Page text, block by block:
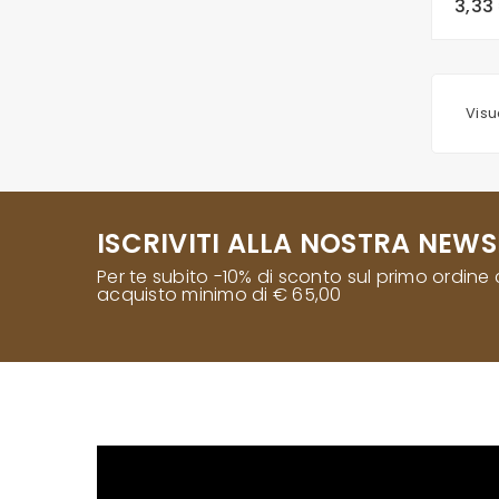
ISCRIVITI ALLA NOSTRA
Per te subito -10% di sconto sul primo ordine
acquisto minimo di € 65,00